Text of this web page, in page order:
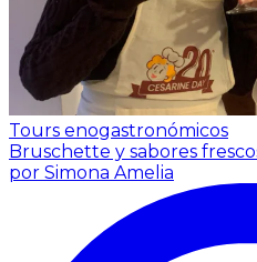
Tours enogastronómicos
Bruschette y sabores
por Simona Amelia